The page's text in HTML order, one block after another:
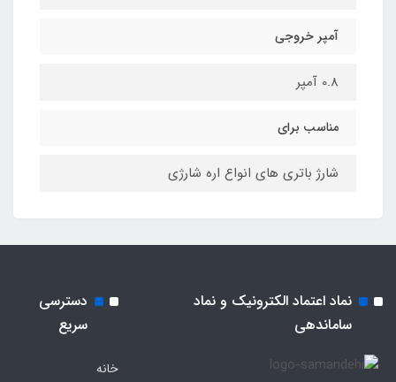
آمپر خروجی
0.8 آمپر
مناسب برای
شارژ باتری های انواع اره شارژی
نماد اعتماد الکترونیک و نماد
ساماندهی
دسترسی
سریع
خانه